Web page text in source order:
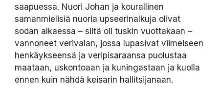
saapuessa. Nuori Johan ja kourallinen
samanmielisiä nuoria upseerinalkuja olivat
sodan alkaessa – siitä oli tuskin vuottakaan –
vannoneet verivalan, jossa lupasivat viimeiseen
henkäykseensä ja veripisaraansa puolustaa
maataan, uskontoaan ja kuningastaan ja kuolla
ennen kuin nähdä keisarin hallitsijanaan.